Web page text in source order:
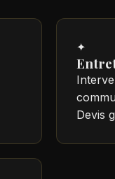
✦
Devis